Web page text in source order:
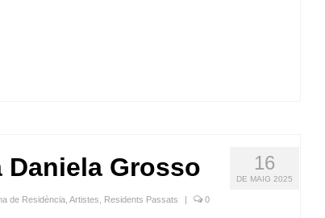
16
DE MAIG 2025
Daniela Grosso
de Residència, Artistes Residents Passats | 0